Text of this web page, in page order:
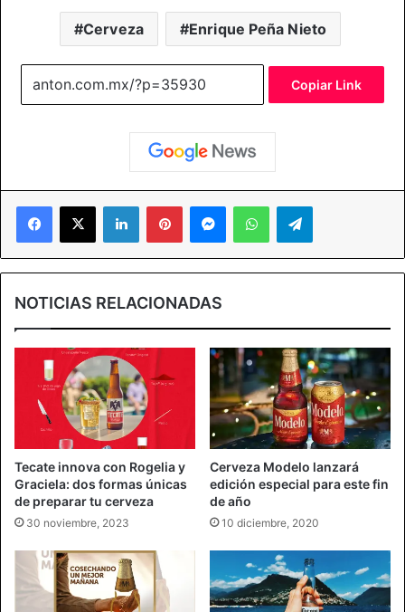
Cerveza Enrique Peña Nieto
Copiar Link
NOTICIAS RELACIONADAS
Tecate innova con Rogelia y
Graciela: dos formas únicas
de preparar tu cerveza
30 noviembre, 2023
Cerveza Modelo lanzará
edición especial para este fin
de año
10 diciembre, 2020